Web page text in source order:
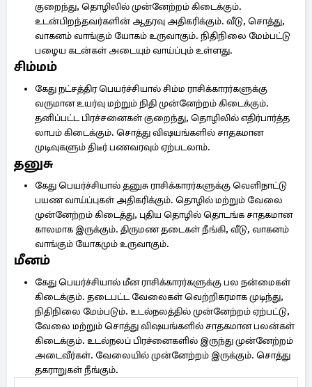
குறைந்து, தொழிலில் முன்னேற்றம் கிடைக்கும்.
உடன்பிறந்தவர்களின் ஆதரவு அதிகரிக்கும். வீடு, சொத்து,
வாகனம் வாங்கும் யோகம் உருவாகும். நிதிநிலை மேம்பட்டு
பழைய கடன்கள் அடையும் வாய்ப்பும் உள்ளது.
சிம்மம்
கேது நட்சத்திர பெயர்ச்சியால் சிம்ம ராசிக்காரர்களுக்கு
வருமான உயர்வு மற்றும் நிதி முன்னேற்றம் கிடைக்கும்.
தனிப்பட்ட பிரச்சனைகள் குறைந்து, தொழிலில் எதிர்பார்த்த
லாபம் கிடைக்கும். சொத்து விஷயங்களில் சாதகமான
முடிவுகளும் திடீர் பணவரவும் ஏற்படலாம்.
தனுசு
கேது பெயர்ச்சியால் தனுசு ராசிக்காரர்களுக்கு வெளிநாட்டு
பயண வாய்ப்புகள் அதிகரிக்கும். தொழில் மற்றும் வேலை
முன்னேற்றம் கிடைத்து, புதிய தொழில் தொடங்க சாதகமான
காலமாக இருக்கும். திருமண தடைகள் நீங்கி, வீடு, வாகனம்
வாங்கும் யோகமும் உருவாகும்.
மீனம்
கேது பெயர்ச்சியால் மீன ராசிக்காரர்களுக்கு பல நன்மைகள்
கிடைக்கும். தடைபட்ட வேலைகள் வெற்றிகரமாக முடிந்து,
நிதிநிலை மேம்படும். உடல்நலத்தில் முன்னேற்றம் ஏற்பட்டு,
வேலை மற்றும் சொத்து விஷயங்களில் சாதகமான பலன்கள்
கிடைக்கும். உடல்நலப் பிரச்னைகளில் இருந்து முன்னேற்றம்
அடைவீர்கள். வேலையில் முன்னேற்றம் இருக்கும். சொத்து
தகராறுகள் நீங்கும்.